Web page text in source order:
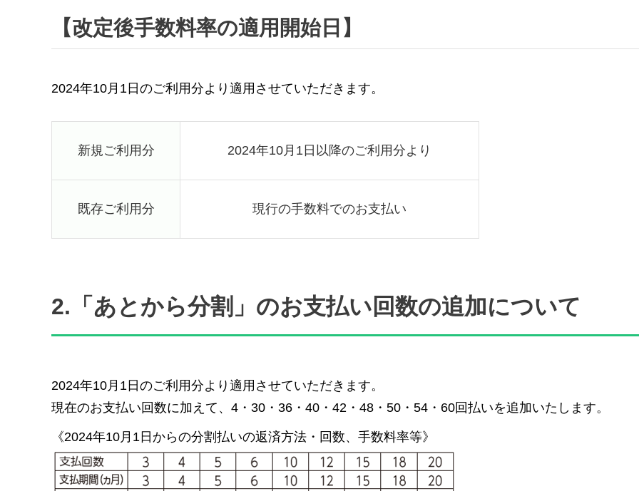
【改定後手数料率の適用開始日】
2024年10月1日のご利用分より適用させていただきます。
新規ご利用分 2024年10月1日以降のご利用分より
既存ご利用分 現行の手数料でのお支払い
2.「あとから分割」のお支払い回数の追加について
2024年10月1日のご利用分より適用させていただきます。
現在のお支払い回数に加えて、4・30・36・40・42・48・50・54・60回払いを追加いたします。
《2024年10月1日からの分割払いの返済方法・回数、手数料率等》